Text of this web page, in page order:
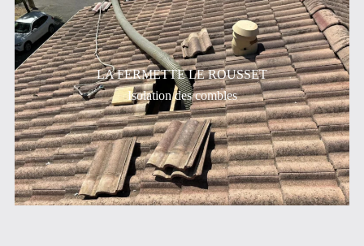
LA FERMETTE LE ROUSSET
Isolation des combles